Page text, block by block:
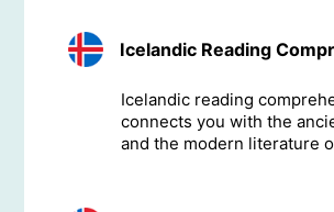
Icelandic Reading
Icelandic reading
connects you with the
and the modern literature